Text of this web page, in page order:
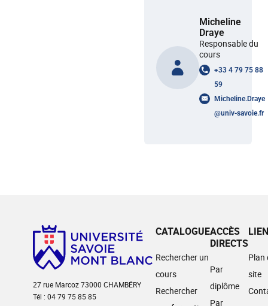
Micheline
Draye
Responsable du
cours
+33 4 79 75 88
59
Micheline.Draye
@univ-savoie.fr
27 rue Marcoz 73000 CHAMBÉRY
Tél : 04 79 75 85 85
CATALOGUE
Rechercher un
cours
Rechercher
ACCÈS
DIRECTS
Par
diplôme
Par
Plan
site